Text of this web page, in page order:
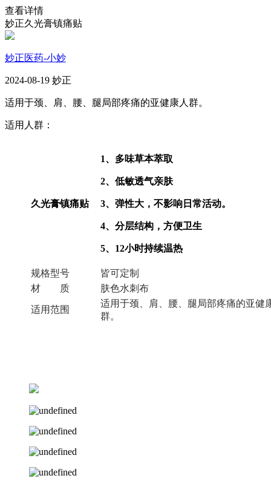
查看详情
妙正久光膏镇痛贴
妙正医药-小妙
2024-08-19 妙正
适用于颈、肩、腰、腿局部疼痛的亚健康人群。
适用人群：
久光膏镇痛贴
1、多味草本萃取
2、低敏透气亲肤
3、 弹性大 ，不影响日常活动。
4、分层结构，方便卫生
5、12小时持续温热
规格型号
皆可定制
材 质
肤色水刺布
适用范围
适用于颈、肩、腰、腿局部疼痛的亚健
群。